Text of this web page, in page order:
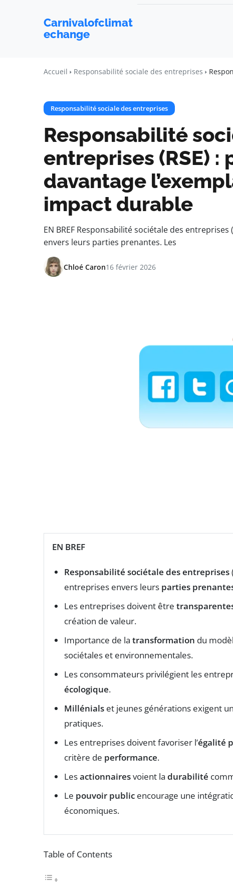
Carnivalofclimat
echange
Accueil Responsabilité sociale des entreprises
Responsabilité sociale des entreprises
Responsabilité
entreprises (RSE) :
davantage
impact durable
EN BREF Responsabilité sociétale des
envers leurs parties prenantes. Les
Chloé Caron16 février 2026
EN BREF
Responsabilité sociétale des entreprises
entreprises envers leurs parties
Les entreprises doivent être
création de valeur.
Importance de la transformation du
sociétales et environnementales.
Les consommateurs privilégient les
écologique.
Millénials et jeunes générations exigent un
pratiques.
Les entreprises doivent favoriser l’égalité
critère de performance.
Lesactionnairesvoient la durabilité
Le pouvoir public encourage une
économiques.
Table of Contents